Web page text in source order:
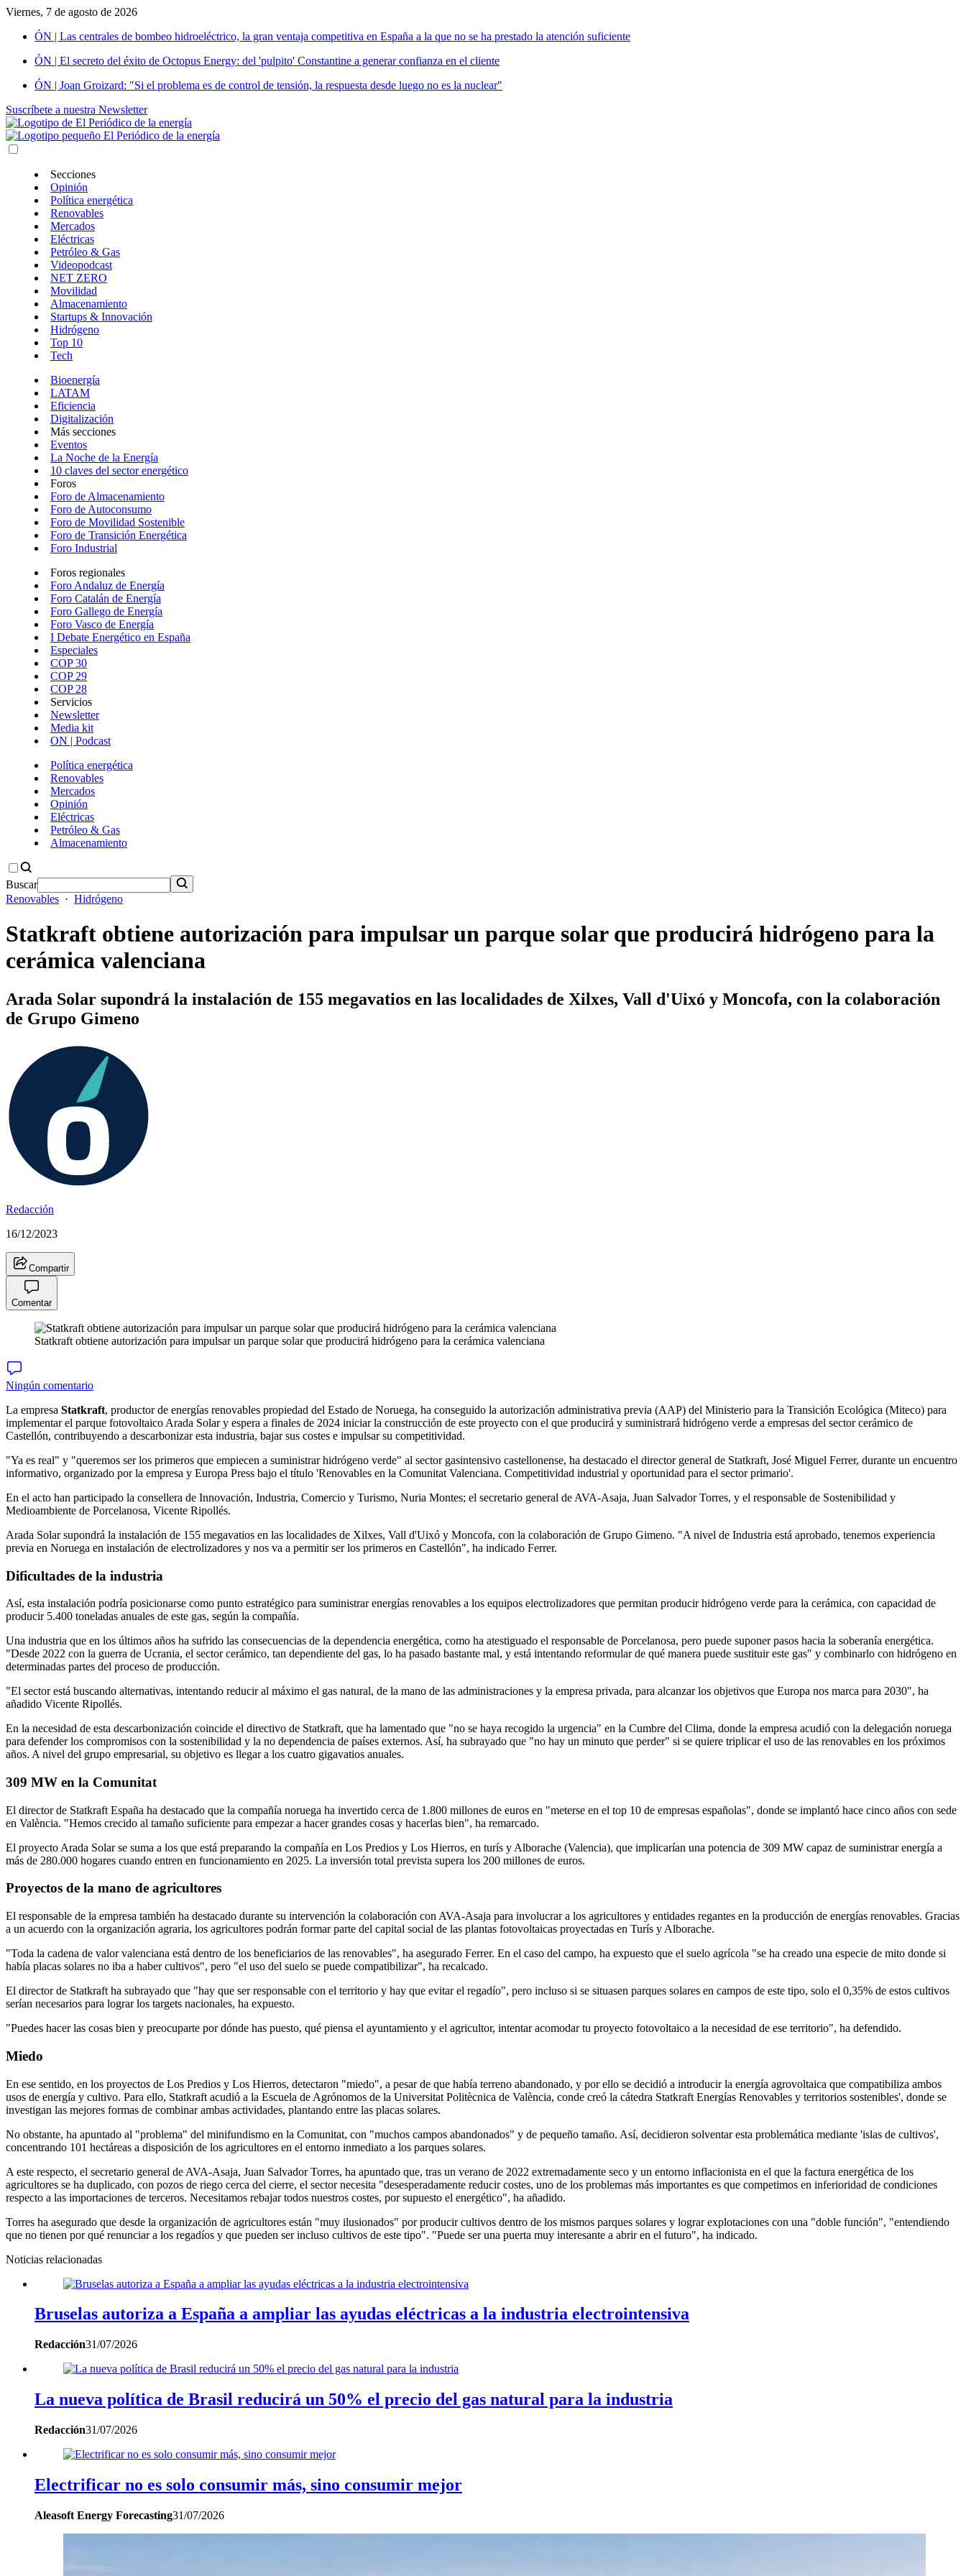
Viernes, 7 de agosto de 2026
ÓN | Las centrales de bombeo hidroeléctrico, la gran ventaja competitiva en España a la que no se ha prestado la atención suficiente
ÓN | El secreto del éxito de Octopus Energy: del 'pulpito' Constantine a generar confianza en el cliente
ÓN | Joan Groizard: "Si el problema es de control de tensión, la respuesta desde luego no es la nuclear"
Suscríbete a nuestra Newsletter
Secciones
Opinión
Política energética
Renovables
Mercados
Eléctricas
Petróleo & Gas
Videopodcast
NET ZERO
Movilidad
Almacenamiento
Startups & Innovación
Hidrógeno
Top 10
Tech
Bioenergía
LATAM
Eficiencia
Digitalización
Más secciones
Eventos
La Noche de la Energía
10 claves del sector energético
Foros
Foro de Almacenamiento
Foro de Autoconsumo
Foro de Movilidad Sostenible
Foro de Transición Energética
Foro Industrial
Foros regionales
Foro Andaluz de Energía
Foro Catalán de Energía
Foro Gallego de Energía
Foro Vasco de Energía
I Debate Energético en España
Especiales
COP 30
COP 29
COP 28
Servicios
Newsletter
Media kit
ON | Podcast
Política energética
Renovables
Mercados
Opinión
Eléctricas
Petróleo & Gas
Almacenamiento
Buscar
Renovables · Hidrógeno
Statkraft obtiene autorización para impulsar un parque solar que producirá hidrógeno para la
cerámica valenciana
Arada Solar supondrá la instalación de 155 megavatios en las localidades de Xilxes, Vall d'Uixó y Moncofa, con la colaboración
de Grupo Gimeno
Redacción
16/12/2023
Compartir
Comentar
Statkraft obtiene autorización para impulsar un parque solar que producirá hidrógeno para la cerámica valenciana
Ningún comentario
La empresa Statkraft, productor de energías renovables propiedad del Estado de Noruega, ha conseguido la autorización administrativa previa (AAP) del Ministerio para la Transición Ecológica (Miteco) para
implementar el parque fotovoltaico Arada Solar y espera a finales de 2024 iniciar la construcción de este proyecto con el que producirá y suministrará hidrógeno verde a empresas del sector cerámico de
Castellón, contribuyendo a descarbonizar esta industria, bajar sus costes e impulsar su competitividad.
"Ya es real" y "queremos ser los primeros que empiecen a suministrar hidrógeno verde" al sector gasintensivo castellonense, ha destacado el director general de Statkraft, José Miguel Ferrer, durante un encuentro
informativo, organizado por la empresa y Europa Press bajo el título 'Renovables en la Comunitat Valenciana. Competitividad industrial y oportunidad para el sector primario'.
En el acto han participado la consellera de Innovación, Industria, Comercio y Turismo, Nuria Montes; el secretario general de AVA-Asaja, Juan Salvador Torres, y el responsable de Sostenibilidad y
Medioambiente de Porcelanosa, Vicente Ripollés.
Arada Solar supondrá la instalación de 155 megavatios en las localidades de Xilxes, Vall d'Uixó y Moncofa, con la colaboración de Grupo Gimeno. "A nivel de Industria está aprobado, tenemos experiencia
previa en Noruega en instalación de electrolizadores y nos va a permitir ser los primeros en Castellón", ha indicado Ferrer.
Dificultades de la industria
Así, esta instalación podría posicionarse como punto estratégico para suministrar energías renovables a los equipos electrolizadores que permitan producir hidrógeno verde para la cerámica, con capacidad de
producir 5.400 toneladas anuales de este gas, según la compañía.
Una industria que en los últimos años ha sufrido las consecuencias de la dependencia energética, como ha atestiguado el responsable de Porcelanosa, pero puede suponer pasos hacia la soberanía energética.
"Desde 2022 con la guerra de Ucrania, el sector cerámico, tan dependiente del gas, lo ha pasado bastante mal, y está intentando reformular de qué manera puede sustituir este gas" y combinarlo con hidrógeno en
determinadas partes del proceso de producción.
"El sector está buscando alternativas, intentando reducir al máximo el gas natural, de la mano de las administraciones y la empresa privada, para alcanzar los objetivos que Europa nos marca para 2030", ha
añadido Vicente Ripollés.
En la necesidad de esta descarbonización coincide el directivo de Statkraft, que ha lamentado que "no se haya recogido la urgencia" en la Cumbre del Clima, donde la empresa acudió con la delegación noruega
para defender los compromisos con la sostenibilidad y la no dependencia de países externos. Así, ha subrayado que "no hay un minuto que perder" si se quiere triplicar el uso de las renovables en los próximos
años. A nivel del grupo empresarial, su objetivo es llegar a los cuatro gigavatios anuales.
309 MW en la Comunitat
El director de Statkraft España ha destacado que la compañía noruega ha invertido cerca de 1.800 millones de euros en "meterse en el top 10 de empresas españolas", donde se implantó hace cinco años con sede
en València. "Hemos crecido al tamaño suficiente para empezar a hacer grandes cosas y hacerlas bien", ha remarcado.
El proyecto Arada Solar se suma a los que está preparando la compañía en Los Predios y Los Hierros, en turís y Alborache (Valencia), que implicarían una potencia de 309 MW capaz de suministrar energía a
más de 280.000 hogares cuando entren en funcionamiento en 2025. La inversión total prevista supera los 200 millones de euros.
Proyectos de la mano de agricultores
El responsable de la empresa también ha destacado durante su intervención la colaboración con AVA-Asaja para involucrar a los agricultores y entidades regantes en la producción de energías renovables. Gracias
a un acuerdo con la organización agraria, los agricultores podrán formar parte del capital social de las plantas fotovoltaicas proyectadas en Turís y Alborache.
"Toda la cadena de valor valenciana está dentro de los beneficiarios de las renovables", ha asegurado Ferrer. En el caso del campo, ha expuesto que el suelo agrícola "se ha creado una especie de mito donde si
había placas solares no iba a haber cultivos", pero "el uso del suelo se puede compatibilizar", ha recalcado.
El director de Statkraft ha subrayado que "hay que ser responsable con el territorio y hay que evitar el regadío", pero incluso si se situasen parques solares en campos de este tipo, solo el 0,35% de estos cultivos
serían necesarios para lograr los targets nacionales, ha expuesto.
"Puedes hacer las cosas bien y preocuparte por dónde has puesto, qué piensa el ayuntamiento y el agricultor, intentar acomodar tu proyecto fotovoltaico a la necesidad de ese territorio", ha defendido.
Miedo
En ese sentido, en los proyectos de Los Predios y Los Hierros, detectaron "miedo", a pesar de que había terreno abandonado, y por ello se decidió a introducir la energía agrovoltaica que compatibiliza ambos
usos de energía y cultivo. Para ello, Statkraft acudió a la Escuela de Agrónomos de la Universitat Politècnica de València, conde creó la cátedra Statkraft Energías Renovables y territorios sostenibles', donde se
investigan las mejores formas de combinar ambas actividades, plantando entre las placas solares.
No obstante, ha apuntado al "problema" del minifundismo en la Comunitat, con "muchos campos abandonados" y de pequeño tamaño. Así, decidieron solventar esta problemática mediante 'islas de cultivos',
concentrando 101 hectáreas a disposición de los agricultores en el entorno inmediato a los parques solares.
A este respecto, el secretario general de AVA-Asaja, Juan Salvador Torres, ha apuntado que, tras un verano de 2022 extremadamente seco y un entorno inflacionista en el que la factura energética de los
agricultores se ha duplicado, con pozos de riego cerca del cierre, el sector necesita "desesperadamente reducir costes, uno de los problemas más importantes es que competimos en inferioridad de condiciones
respecto a las importaciones de terceros. Necesitamos rebajar todos nuestros costes, por supuesto el energético", ha añadido.
Torres ha asegurado que desde la organización de agricultores están "muy ilusionados" por producir cultivos dentro de los mismos parques solares y lograr explotaciones con una "doble función", "entendiendo
que no tienen por qué renunciar a los regadíos y que pueden ser incluso cultivos de este tipo". "Puede ser una puerta muy interesante a abrir en el futuro", ha indicado.
Noticias relacionadas
Bruselas autoriza a España a ampliar las ayudas eléctricas a la industria electrointensiva
Redacción31/07/2026
La nueva política de Brasil reducirá un 50% el precio del gas natural para la industria
Redacción31/07/2026
Electrificar no es solo consumir más, sino consumir mejor
Aleasoft Energy Forecasting31/07/2026